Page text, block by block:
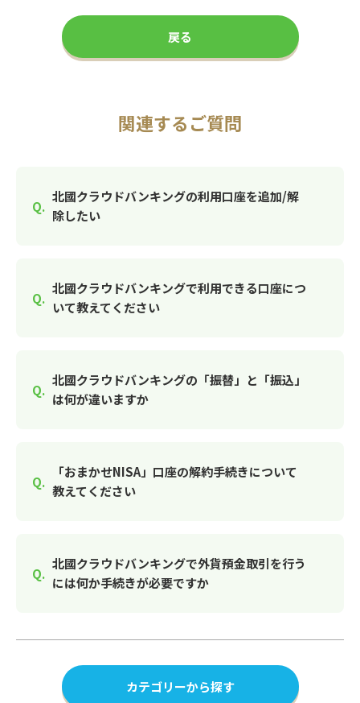
戻る
関連するご質問
北國クラウドバンキングの利用口座を追加/解
除したい
北國クラウドバンキングで利用できる口座につ
いて教えてください
北國クラウドバンキングの「振替」と「振込」
は何が違いますか
「おまかせNISA」口座の解約手続きについて
教えてください
北國クラウドバンキングで外貨預金取引を行う
には何か手続きが必要ですか
カテゴリーから探す